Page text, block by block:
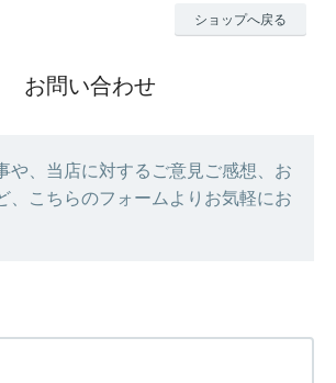
ショップへ戻る
お問い合わせ
や、当店に対するご意見ご感想、お
、こちらのフォームよりお気軽にお